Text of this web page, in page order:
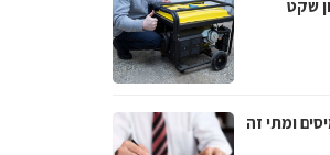
שקט
ומתי זה